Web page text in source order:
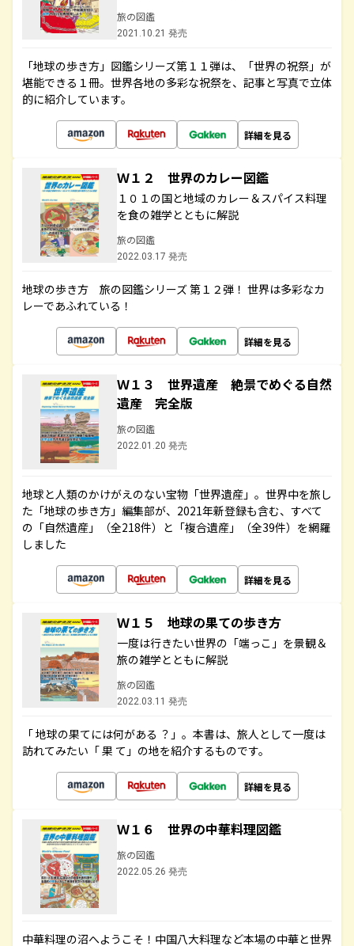
旅の図鑑
2021.10.21 発売
「地球の歩き方」図鑑シリーズ第１１弾は、「世界の祝祭」が
堪能できる１冊。世界各地の多彩な祝祭を、記事と写真で立体
的に紹介しています。
詳細を見る
Ｗ１２ 世界のカレー図鑑
１０１の国と地域のカレー＆スパイス料理
を食の雑学とともに解説
旅の図鑑
2022.03.17 発売
地球の歩き方 旅の図鑑シリーズ 第１２弾！ 世界は多彩なカ
レーであふれている！
詳細を見る
Ｗ１３ 世界遺産 絶景でめぐる自然
遺産 完全版
旅の図鑑
2022.01.20 発売
地球と人類のかけがえのない宝物「世界遺産」。世界中を旅し
た「地球の歩き方」編集部が、2021年新登録も含む、すべて
の「自然遺産」（全218件）と「複合遺産」（全39件）を網羅
しました
詳細を見る
Ｗ１５ 地球の果ての歩き方
一度は行きたい世界の「端っこ」を景観＆
旅の雑学とともに解説
旅の図鑑
2022.03.11 発売
「 地球の果てには何がある ？」。本書は、旅人として一度は
訪れてみたい「 果 て」の地を紹介するものです。
詳細を見る
Ｗ１６ 世界の中華料理図鑑
旅の図鑑
2022.05.26 発売
中華料理の沼へようこそ！中国八大料理など本場の中華と世界